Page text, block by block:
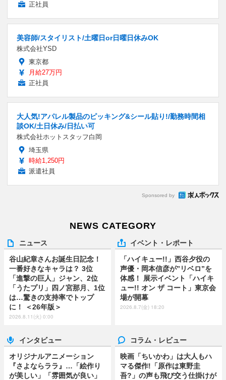
正社員
美容師/スタイリスト/土曜日or日曜日休みOK
株式会社YSD
東京都
月給27万円
正社員
大人気!アパレル製品のピッキング&シール貼り!/勤務時間相
談OK/土日休み/日払い可
株式会社ホットスタッフ白岡
埼玉県
時給1,250円
派遣社員
Sponsored by
NEWS CATEGORY
ニュース
谷山紀章さんお誕生日記念！
一番好きなキャラは？ 3位
「進撃の巨人」ジャン、2位
「うたプリ」四ノ宮那月、1位
は…驚きの支持率でトップ
に！ ＜26年版＞
2026.8.11(火) 0:00
イベント・レポート
「ハイキュー!!」西谷夕役の
声優・岡本信彦が”リベロ”を
体感！ 展示イベント「ハイキ
ュー!! オン ザ コート」東京会
場が開幕
2026.8.7(金) 18:20
インタビュー
オリジナルアニメーション
『さよならララ』…「絵作り
が美しい」「雰囲気が良い」
コラム・レビュー
映画「ちいかわ」は大人もハ
マる傑作!「原作は東野圭
吾?」の声も飛び交う仕掛けが